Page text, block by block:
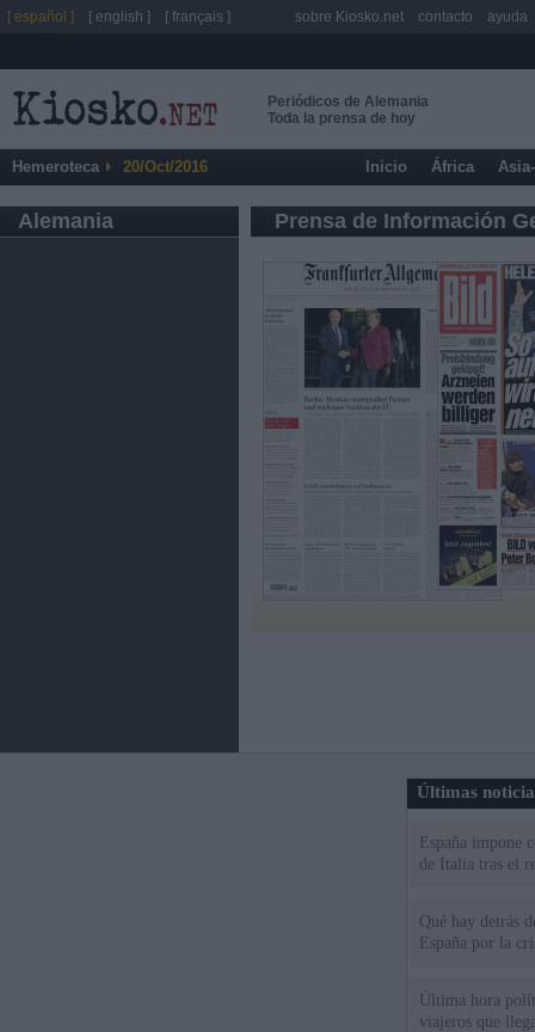
Periódicos de Alemania
Toda la prensa de hoy
Hemeroteca 20/Oct/2016 Inicio África
Alemania Prensa de Información
Últimas
España impone
de Italia tras el
Qué hay detrás
España por la
Última hora
viajeros que
[ español ] [ english ] [ français ] sobre Kiosko.net contacto ayuda